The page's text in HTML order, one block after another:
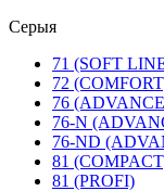
Серыя
71 (SOFT
72
76
76-N
76-ND
81
81 (PROFI)